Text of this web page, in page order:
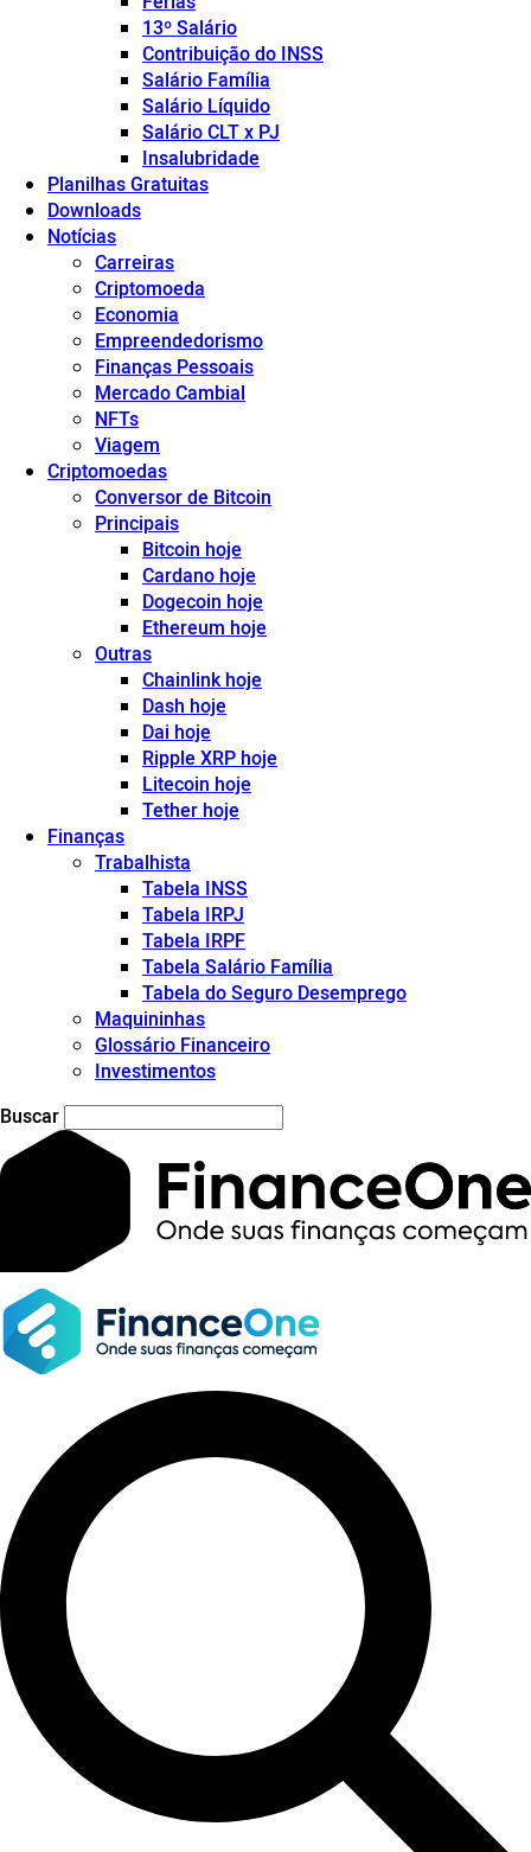
13º Salário
Contribuição do INSS
Salário Família
Salário Líquido
Salário CLT x PJ
Insalubridade
Planilhas Gratuitas
Downloads
Notícias
Carreiras
Criptomoeda
Economia
Empreendedorismo
Finanças Pessoais
Mercado Cambial
NFTs
Viagem
Criptomoedas
Conversor de Bitcoin
Principais
Bitcoin hoje
Cardano hoje
Dogecoin hoje
Ethereum hoje
Outras
Chainlink hoje
Dash hoje
Dai hoje
Ripple XRP hoje
Litecoin hoje
Tether hoje
Finanças
Trabalhista
Tabela INSS
Tabela IRPJ
Tabela IRPF
Tabela Salário Família
Tabela do Seguro Desemprego
Maquininhas
Glossário Financeiro
Investimentos
Buscar